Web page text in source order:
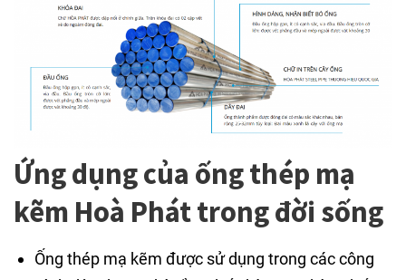
Ứng dụng của ống thép mạ
kẽm Hoà Phát trong đời sống
Ống thép mạ kẽm được sử dụng trong các công